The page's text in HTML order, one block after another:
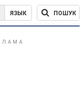
ЯЗЫК ПОШУК